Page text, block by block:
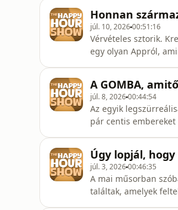
technológiákról és a
fején és újítások a V
Honnan
júl. 10, 202600:51:16
Vérvételes sztorik.
egy olyan Appról,
és az új Florida
beállóját00:
A GOMBA,
júl. 8, 202600:44:54
Az egyik
pár centis
nem engedtek fel a
nem hitték el, ho
Úgy lopjál, hogy
júl. 3, 202600:46:35
A mai műsorban
találtak, amelyek